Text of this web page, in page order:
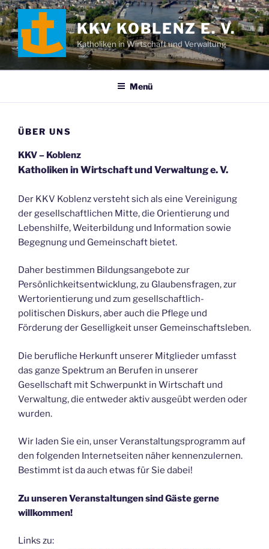
Zum
Inhalt
springen
KKV KOBLENZ E. V.
Katholiken in Wirtschaft und Verwaltung
Menü
ÜBER UNS
KKV – Koblenz
Katholiken in Wirtschaft und Verwaltung e. V.
Der KKV Koblenz versteht sich als eine Vereinigung
der gesellschaftlichen Mitte, die Orientierung und
Lebenshilfe, Weiterbildung und Information sowie
Begegnung und Gemeinschaft bietet.
Daher bestimmen Bildungsangebote zur
Persönlichkeitsentwicklung, zu Glaubensfragen, zur
Wertorientierung und zum gesellschaftlich-
politischen Diskurs, aber auch die Pflege und
Förderung der Geselligkeit unser Gemeinschaftsleben.
Die berufliche Herkunft unserer Mitglieder umfasst
das ganze Spektrum an Berufen in unserer
Gesellschaft mit Schwerpunkt in Wirtschaft und
Verwaltung, die entweder aktiv ausgeübt werden oder
wurden.
Wir laden Sie ein, unser Veranstaltungsprogramm auf
den folgenden Internetseiten näher kennenzulernen.
Bestimmt ist da auch etwas für Sie dabei!
Zu unseren Veranstaltungen sind Gäste gerne
willkommen!
Links zu: